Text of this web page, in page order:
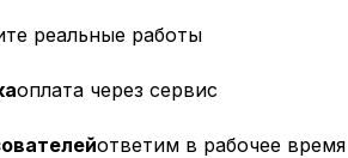
реальные работы
оплата через сервис
ответим в рабочее время